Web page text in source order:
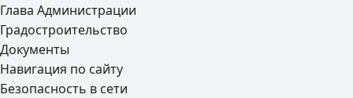
Глава Администрации
Градостроительство
Документы
Навигация по сайту
Безопасность в сети